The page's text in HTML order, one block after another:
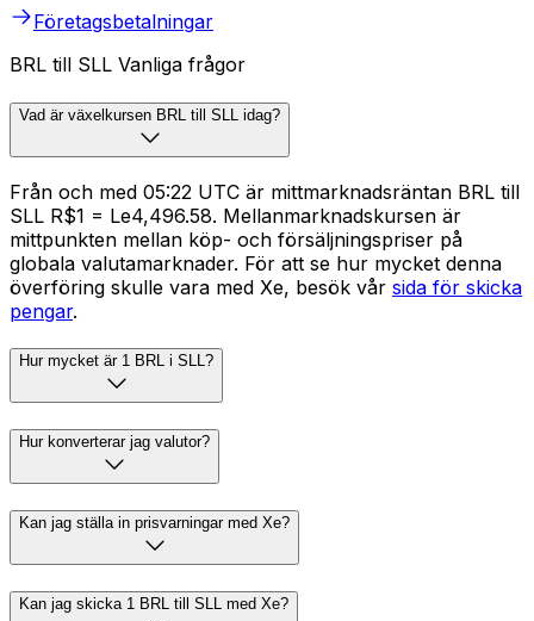
Företagsbetalningar
BRL till SLL Vanliga frågor
Vad är växelkursen BRL till SLL idag?
Från och med 05:22 UTC är mittmarknadsräntan BRL till
SLL R$1 = Le4,496.58. Mellanmarknadskursen är
mittpunkten mellan köp- och försäljningspriser på
globala valutamarknader. För att se hur mycket denna
överföring skulle vara med Xe, besök vår sida för skicka
pengar.
Hur mycket är 1 BRL i SLL?
Hur konverterar jag valutor?
Kan jag ställa in prisvarningar med Xe?
Kan jag skicka 1 BRL till SLL med Xe?